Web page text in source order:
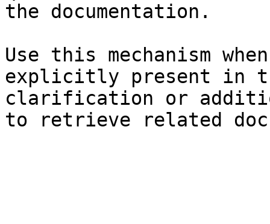
the documentation.
Use this mechanism
explicitly present in
clarification or